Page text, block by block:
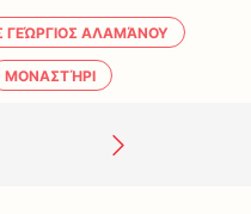
ΓΕΏΡΓΙΟΣ ΑΛΑΜΆΝΟΥ
ΜΟΝΑΣΤΉΡΙ